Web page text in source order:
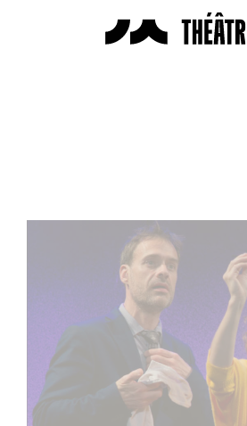
VOTRE VENUE AU THÉÂTRE
À TÉLÉCHARGER
S’INSCRIRE À LA NEWSLETTER